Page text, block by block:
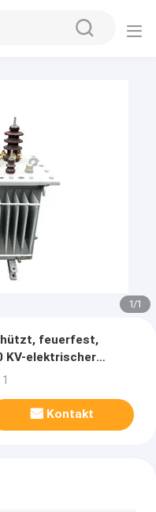
1/1
feuerfest,
elektrischer
Kontakt